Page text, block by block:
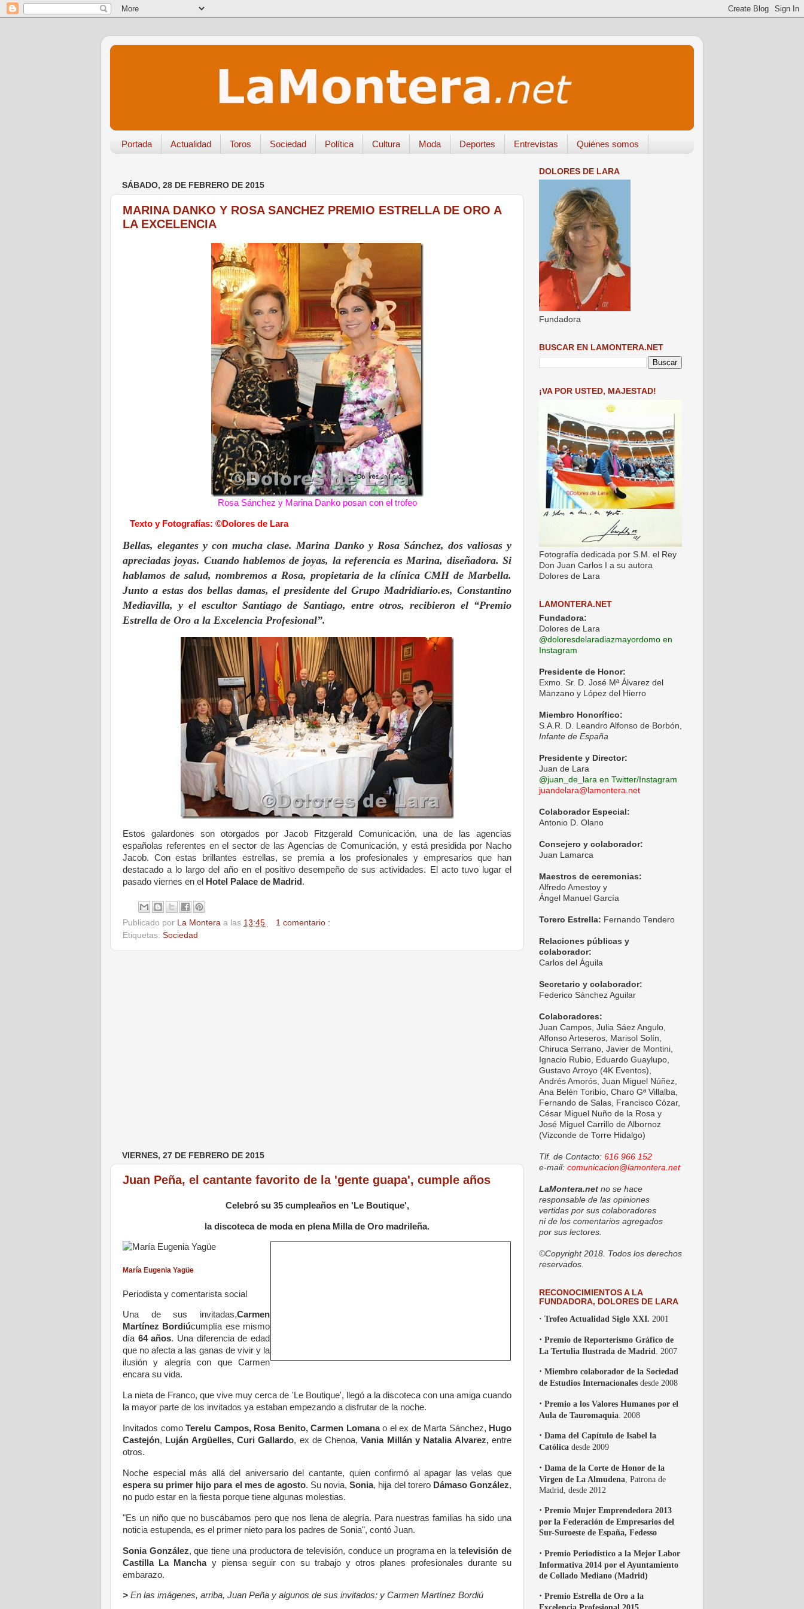
Portada Actualidad Toros Sociedad Política Cultura Moda Deportes Entrevistas Quiénes somos
SÁBADO, 28 DE FEBRERO DE 2015
MARINA DANKO Y ROSA SANCHEZ PREMIO ESTRELLA DE ORO A
LA EXCELENCIA
Rosa Sánchez y Marina Danko posan con el trofeo
Texto y Fotografías: ©Dolores de Lara
Bellas, elegantes y con mucha clase. Marina Danko y Rosa Sánchez, dos valiosas y
apreciadas joyas. Cuando hablemos de joyas, la referencia es Marina, diseñadora. Si
hablamos de salud, nombremos a Rosa, propietaria de la clínica CMH de Marbella.
Junto a estas dos bellas damas, el presidente del Grupo Madridiario.es, Constantino
Mediavilla, y el escultor Santiago de Santiago, entre otros, recibieron el “Premio
Estrella de Oro a la Excelencia Profesional”.
Estos galardones son otorgados por Jacob Fitzgerald Comunicación, una de las agencias
españolas referentes en el sector de las Agencias de Comunicación, y está presidida por Nacho
Jacob. Con estas brillantes estrellas, se premia a los profesionales y empresarios que han
destacado a lo largo del año en el positivo desempeño de sus actividades. El acto tuvo lugar el
pasado viernes en el
Hotel Palace de Madrid .
Publicado por La Montera a las 13:45
1 comentario :
Etiquetas: Sociedad
VIERNES, 27 DE FEBRERO DE 2015
Juan Peña, el cantante favorito de la 'gente guapa', cumple años
Celebró su 35 cumpleaños en 'Le Boutique',
la discoteca de moda en plena Milla de Oro madrileña.
María Eugenia Yagüe
Periodista y comentarista social
Una de sus invitadas,Carmen
Martínez Bordiúcumplía ese mismo
día 64 años. Una diferencia de edad
que no afecta a las ganas de vivir y la
ilusión y alegría con que Carmen
encara su vida.
La nieta de Franco, que vive muy cerca de 'Le Boutique', llegó a la discoteca con una amiga cuando
la mayor parte de los invitados ya estaban empezando a disfrutar de la noche.
Invitados como Terelu Campos, Rosa Benito, Carmen Lomanao el ex de Marta Sánchez, Hugo
Castejón, Luján Argüelles, Curi Gallardo, ex de Chenoa,Vania Millán y Natalia Alvarez,entre
otros.
Noche especial más allá del aniversario del cantante, quien confirmó al apagar las velas que
espera su primer hijo para el mes de agosto. Su novia,Sonia, hija del torero Dámaso González,
no pudo estar en la fiesta porque tiene algunas molestias.
"Es un niño que no buscábamos pero que nos llena de alegría. Para nuestras familias ha sido una
noticia estupenda, es el primer nieto para los padres de Sonia", contó Juan.
Sonia González, que tiene una productora de televisión, conduce un programa en latelevisión de
Castilla La Manchay piensa seguir con su trabajo y otros planes profesionales durante su
embarazo.
> En las imágenes, arriba, Juan Peña y algunos de sus invitados; y Carmen Martínez Bordiú
DOLORES DE LARA
Fundadora
BUSCAR EN LAMONTERA.NET
¡VA POR USTED, MAJESTAD!
Fotografía dedicada por S.M. el Rey
Don Juan Carlos I a su autora
Dolores de Lara
LAMONTERA.NET
Fundadora:
Dolores de Lara
@doloresdelaradiazmayordomo en
Instagram
Presidente de Honor:
Exmo. Sr. D. José Mª Álvarez del
Manzano y López del Hierro
Miembro Honorífico:
S.A.R. D. Leandro Alfonso de Borbón,
Infante de España
Presidente y Director:
Juan de Lara
@juan_de_lara en Twitter/Instagram
juandelara@lamontera.net
Colaborador Especial:
Antonio D. Olano
Consejero y colaborador:
Juan Lamarca
Maestros de ceremonias:
Alfredo Amestoy y
Ángel Manuel García
Torero Estrella: Fernando Tendero
Relaciones públicas y
colaborador:
Carlos del Águila
Secretario y colaborador:
Federico Sánchez Aguilar
Colaboradores:
Juan Campos, Julia Sáez Angulo,
Alfonso Arteseros, Marisol Solín,
Chiruca Serrano, Javier de Montini,
Ignacio Rubio, Eduardo Guaylupo,
Gustavo Arroyo (4K Eventos),
Andrés Amorós, Juan Miguel Núñez,
Ana Belén Toribio, Charo Gª Villalba,
Fernando de Salas, Francisco Cózar,
César Miguel Nuño de la Rosa y
José Miguel Carrillo de Albornoz
(Vizconde de Torre Hidalgo)
Tlf. de Contacto: 616 966 152
e-mail: comunicacion@lamontera.net
LaMontera.net no se hace
responsable de las opiniones
vertidas por sus colaboradores
ni de los comentarios agregados
por sus lectores.
©Copyright 2018. Todos los derechos
reservados.
RECONOCIMIENTOS A LA
FUNDADORA, DOLORES DE LARA
· Trofeo Actualidad Siglo XXI. 2001
· Premio de Reporterismo Gráfico de
La Tertulia Ilustrada de Madrid . 2007
· Miembro colaborador de la Sociedad
de Estudios Internacionales desde 2008
· Premio a los Valores Humanos por el
Aula de Tauromaquia . 2008
· Dama del Capítulo de Isabel la
Católica desde 2009
· Dama de la Corte de Honor de la
Virgen de La Almudena , Patrona de
Madrid, desde 2012
· Premio Mujer Emprendedora 2013
por la Federación de Empresarios del
Sur-Suroeste de España, Fedesso
· Premio Periodístico a la Mejor Labor
Informativa 2014 por el Ayuntamiento
de Collado Mediano (Madrid)
· Premio Estrella de Oro a la